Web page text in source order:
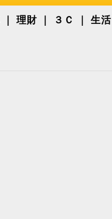
理財 ３Ｃ 生活